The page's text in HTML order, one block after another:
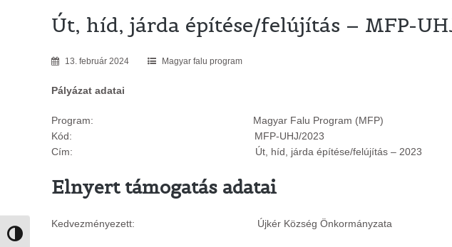
Nagy kontraszt váltása
Út, híd, járda építése/felújítás – MFP-
13. február 2024 Magyar falu program
Pályázat adatai
Program: Magyar Falu Program (MFP)
Kód: MFP-UHJ/2023
Cím: Út, híd, járda építése/felújítás – 2023
Elnyert támogatás adatai
Kedvezményezett: Újkér Község Önkormányzata